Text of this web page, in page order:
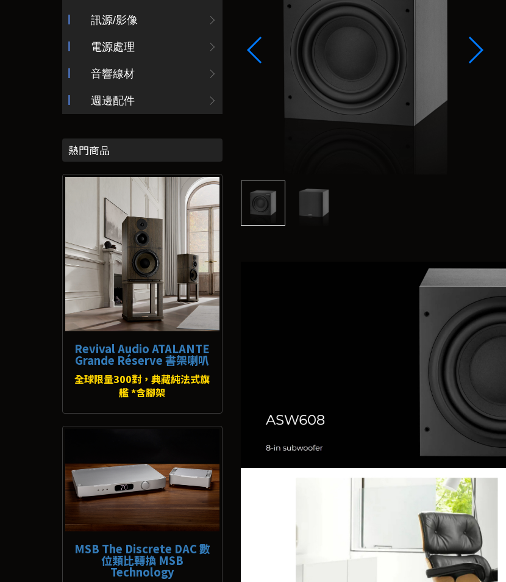
訊源/影像
電源處理
音響線材
週邊配件
熱門商品
Revival Audio ATALANTE
Grande Réserve 書架喇叭
全球限量300對，典藏純法式旗
艦 *含腳架
MSB The Discrete DAC 數
位類比轉換 MSB
Technology